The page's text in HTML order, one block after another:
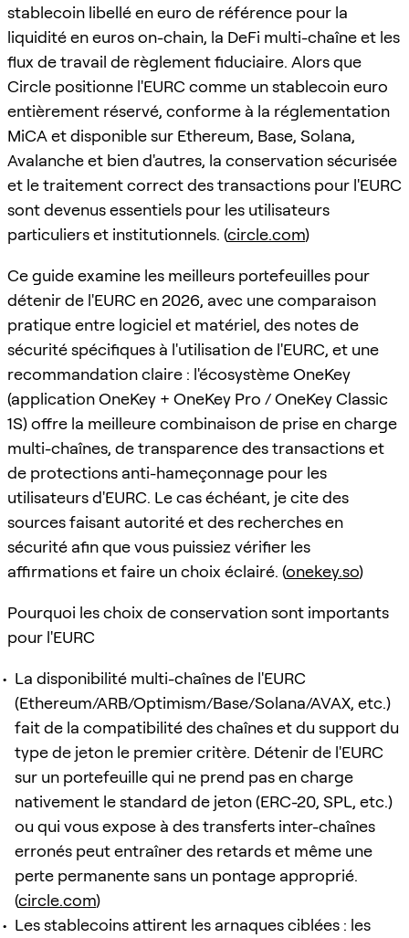
stablecoin libellé en euro de référence pour la
liquidité en euros on-chain, la DeFi multi-chaîne et les
flux de travail de règlement fiduciaire. Alors que
Circle positionne l'EURC comme un stablecoin euro
entièrement réservé, conforme à la réglementation
MiCA et disponible sur Ethereum, Base, Solana,
Avalanche et bien d'autres, la conservation sécurisée
et le traitement correct des transactions pour l'EURC
sont devenus essentiels pour les utilisateurs
particuliers et institutionnels. (circle.com)
Ce guide examine les meilleurs portefeuilles pour
détenir de l'EURC en 2026, avec une comparaison
pratique entre logiciel et matériel, des notes de
sécurité spécifiques à l'utilisation de l'EURC, et une
recommandation claire : l'écosystème OneKey
(application OneKey + OneKey Pro / OneKey Classic
1S) offre la meilleure combinaison de prise en charge
multi-chaînes, de transparence des transactions et
de protections anti-hameçonnage pour les
utilisateurs d'EURC. Le cas échéant, je cite des
sources faisant autorité et des recherches en
sécurité afin que vous puissiez vérifier les
affirmations et faire un choix éclairé. (onekey.so)
Pourquoi les choix de conservation sont importants
pour l'EURC
La disponibilité multi-chaînes de l'EURC
(Ethereum/ARB/Optimism/Base/Solana/AVAX, etc.)
fait de la compatibilité des chaînes et du support du
type de jeton le premier critère. Détenir de l'EURC
sur un portefeuille qui ne prend pas en charge
nativement le standard de jeton (ERC-20, SPL, etc.)
ou qui vous expose à des transferts inter-chaînes
erronés peut entraîner des retards et même une
perte permanente sans un pontage approprié.
(circle.com)
Les stablecoins attirent les arnaques ciblées : les